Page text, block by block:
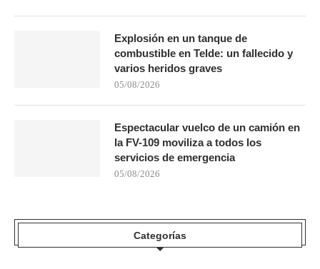
Explosión en un tanque de
combustible en Telde: un fallecido y
varios heridos graves
05/08/2026
Espectacular vuelco de un camión en
la FV-109 moviliza a todos los
servicios de emergencia
05/08/2026
Categorías